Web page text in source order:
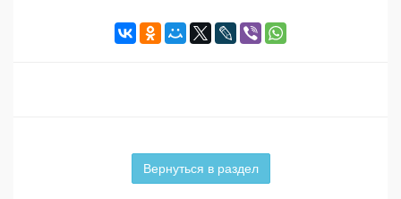
Вернуться в раздел